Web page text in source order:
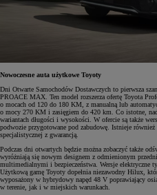
Nowoczesne auta użytkowe Toyoty
Dni Otwarte Samochodów Dostawczych to pierwsza
PROACE MAX. Ten model rozszerza ofertę Toyota
o mocach od 120 do 180 KM, z manualną lub
o mocy 270 KM i zasięgiem do 420 km. Co istotne,
wariantach długości i wysokości. W ofercie są także
podwozie przygotowane pod zabudowę. Istnieje
specjalistycznej z gwarancją.
Podczas dni otwartych będzie można zobaczyć także
wyróżniają się nowym designem z odmienionym
multimedialnymi i bezpieczeństwa. Wersje elektryczne
Użytkową gamę Toyoty dopełnia niezawodny Hilux,
wyposażony w hybrydowy napęd 48 V poprawiający
w terenie, jak i w miejskich warunkach.